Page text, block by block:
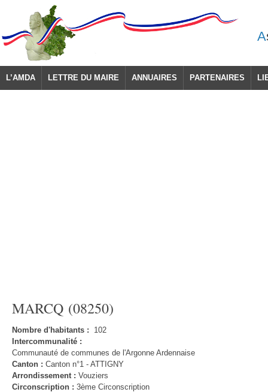
A
L’AMDA LETTRE DU MAIRE ANNUAIRES PARTENAIRES
MARCQ (08250)
Nombre d'habitants : 102
Intercommunalité :
Communauté de communes de l'Argonne Ardennaise
Canton : Canton n°1 - ATTIGNY
Arrondissement : Vouziers
Circonscription : 3ème Circonscription